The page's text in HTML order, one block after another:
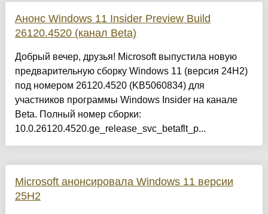
Анонс Windows 11 Insider Preview Build
26120.4520 (канал Beta)
Добрый вечер, друзья! Microsoft выпустила новую
предварительную сборку Windows 11 (версия 24H2)
под номером 26120.4520 (KB5060834) для
участников программы Windows Insider на канале
Beta. Полный номер сборки:
10.0.26120.4520.ge_release_svc_betaflt_p...
Microsoft анонсировала Windows 11 версии
25H2